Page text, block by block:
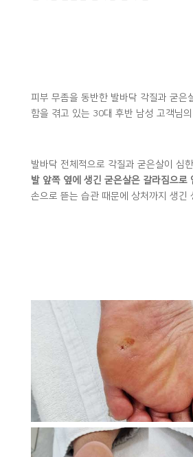
피부 무좀을 동반한 발바닥 각질과 굳은
함을 겪고 있는 30대 후반 남성 고객님의
발바닥 전체적으로 각질과 굳은살이 심
발 앞쪽 옆에 생긴 굳은살은 갈라짐으로
손으로 뜯는 습관 때문에 상처까지 생긴